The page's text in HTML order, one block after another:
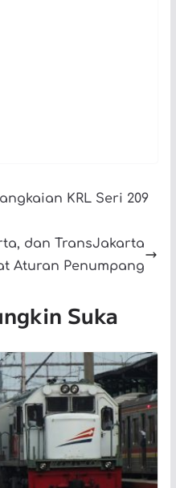
KRL Seri 209
dan TransJakarta
Aturan Penumpang
Suka